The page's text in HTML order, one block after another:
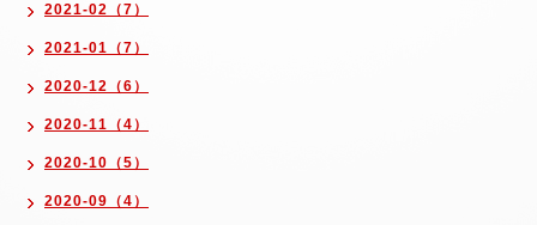
2021-02（7）
2021-01（7）
2020-12（6）
2020-11（4）
2020-10（5）
2020-09（4）